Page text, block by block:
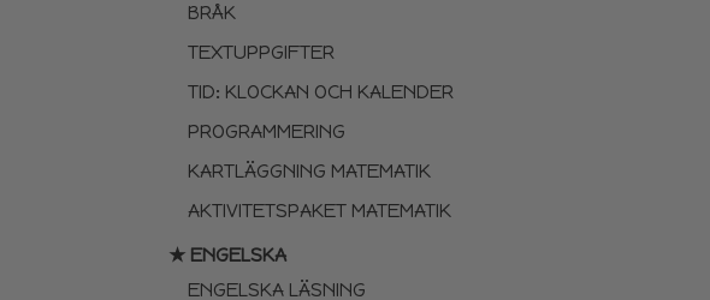
BRÅK
TEXTUPPGIFTER
TID: KLOCKAN OCH KALENDER
PROGRAMMERING
KARTLÄGGNING MATEMATIK
AKTIVITETSPAKET MATEMATIK
★ ENGELSKA
ENGELSKA LÄSNING